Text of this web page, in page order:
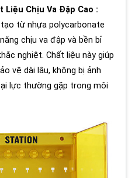
Liệu Chịu Va Đập Cao :
tạo từ nhựa polycarbonate
chịu va đập và bền bỉ
nghiệt. Chất liệu này giúp
vệ dài lâu, không bị ảnh
lực thường gặp trong môi